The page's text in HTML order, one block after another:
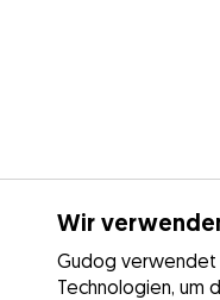
Wir
Gudog verwendet
Technologien, um